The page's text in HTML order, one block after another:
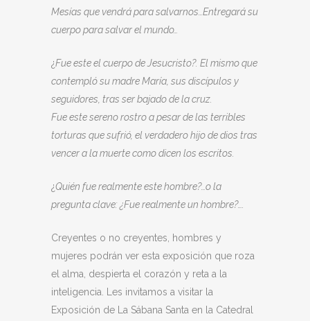
Mesías que vendrá para salvarnos…Entregará su
cuerpo para salvar el mundo…
¿Fue este el cuerpo de Jesucristo?. El mismo que
contempló su madre María, sus discípulos y
seguidores, tras ser bajado de la cruz.
Fue este sereno rostro a pesar de las terribles
torturas que sufrió, el verdadero hijo de dios tras
vencer a la muerte como dicen los escritos.
¿Quién fue realmente este hombre?…o la
pregunta clave: ¿Fue realmente un hombre?….
Creyentes o no creyentes, hombres y
mujeres podrán ver esta exposición que roza
el alma, despierta el corazón y reta a la
inteligencia. Les invitamos a visitar la
Exposición de La Sábana Santa en la Catedral